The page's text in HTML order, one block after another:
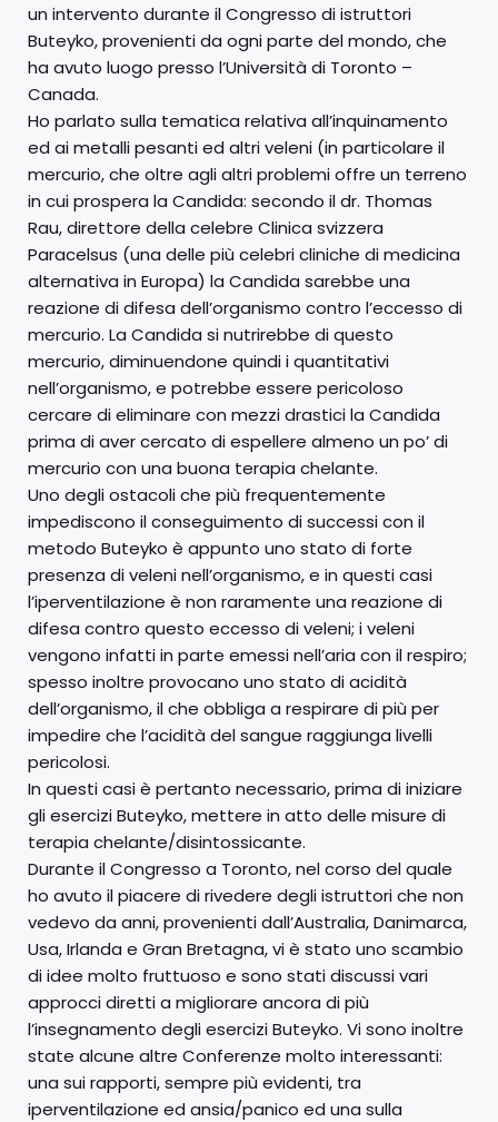
un intervento durante il Congresso di istruttori
Buteyko, provenienti da ogni parte del mondo, che
ha avuto luogo presso l’Università di Toronto –
Canada.
Ho parlato sulla tematica relativa all’inquinamento
ed ai metalli pesanti ed altri veleni (in particolare il
mercurio, che oltre agli altri problemi offre un terreno
in cui prospera la Candida: secondo il dr. Thomas
Rau, direttore della celebre Clinica svizzera
Paracelsus (una delle più celebri cliniche di medicina
alternativa in Europa) la Candida sarebbe una
reazione di difesa dell’organismo contro l’eccesso di
mercurio. La Candida si nutrirebbe di questo
mercurio, diminuendone quindi i quantitativi
nell’organismo, e potrebbe essere pericoloso
cercare di eliminare con mezzi drastici la Candida
prima di aver cercato di espellere almeno un po’ di
mercurio con una buona terapia chelante.
Uno degli ostacoli che più frequentemente
impediscono il conseguimento di successi con il
metodo Buteyko è appunto uno stato di forte
presenza di veleni nell’organismo, e in questi casi
l’iperventilazione è non raramente una reazione di
difesa contro questo eccesso di veleni; i veleni
vengono infatti in parte emessi nell’aria con il respiro;
spesso inoltre provocano uno stato di acidità
dell’organismo, il che obbliga a respirare di più per
impedire che l’acidità del sangue raggiunga livelli
pericolosi.
In questi casi è pertanto necessario, prima di iniziare
gli esercizi Buteyko, mettere in atto delle misure di
terapia chelante/disintossicante.
Durante il Congresso a Toronto, nel corso del quale
ho avuto il piacere di rivedere degli istruttori che non
vedevo da anni, provenienti dall’Australia, Danimarca,
Usa, Irlanda e Gran Bretagna, vi è stato uno scambio
di idee molto fruttuoso e sono stati discussi vari
approcci diretti a migliorare ancora di più
l’insegnamento degli esercizi Buteyko. Vi sono inoltre
state alcune altre Conferenze molto interessanti:
una sui rapporti, sempre più evidenti, tra
iperventilazione ed ansia/panico ed una sulla